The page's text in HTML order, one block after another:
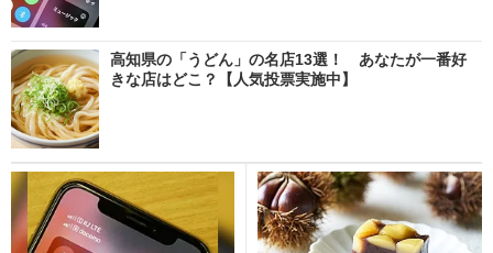
高知県の「うどん」の名店13選！ あなたが一番好
きな店はどこ？【人気投票実施中】